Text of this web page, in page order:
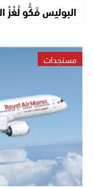
البوليس فَكُّو لُغْزْ
مستجدات